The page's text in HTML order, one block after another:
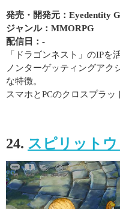
発売・開発元：Eyedentity
ジャンル：MMORPG
配信日：-
「ドラゴンネスト」のIPを
ノンターゲッティングアク
な特徴。
スマホとPCのクロスプラッ
24. スピリット